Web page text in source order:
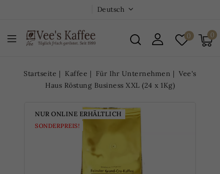
Deutsch
0
0
Startseite Kaffee Für Ihr Unternehmen
Vee's
Haus Röstung Business XXL (24 x 1Kg)
NUR ONLINE ERHÄLTLICH
SONDERPREIS!